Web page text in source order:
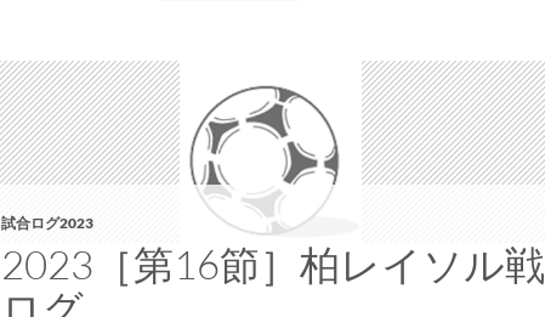
試合ログ2023
2023［第16節］柏レイソル戦